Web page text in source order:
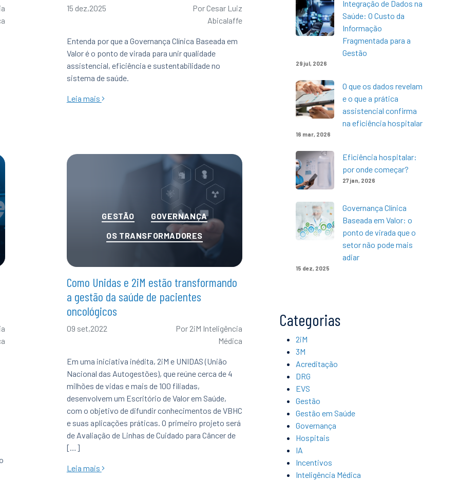
15 dez,2025 Por Cesar Luiz
Abicalaffe
Entenda por que a Governança Clínica Baseada em
Valor é o ponto de virada para unir qualidade
assistencial, eficiência e sustentabilidade no
sistema de saúde.
Leia mais
CategoriasGESTÃO GOVERNANÇA
OS TRANSFORMADORES
Como Unidas e 2iM estão transformando
a gestão da saúde de pacientes
oncológicos
09 set,2022 Por 2iM Inteligência
Médica
Em uma iniciativa inédita, 2iM e UNIDAS (União
Nacional das Autogestões), que reúne cerca de 4
milhões de vidas e mais de 100 filiadas,
desenvolvem um Escritório de Valor em Saúde,
com o objetivo de difundir conhecimentos de VBHC
e suas aplicações práticas. O primeiro projeto será
de Avaliação de Linhas de Cuidado para Câncer de
[…]
Leia mais
Integração de Dados na
Saúde: O Custo da
Informação
Fragmentada para a
Gestão
29 jul, 2026
O que os dados revelam
e o que a prática
assistencial confirma
na eficiência hospitalar
16 mar, 2026
Eficiência hospitalar:
por onde começar?
27 jan, 2026
Governança Clínica
Baseada em Valor: o
ponto de virada que o
setor não pode mais
adiar
15 dez, 2025
Categorias
2iM
3M
Acreditação
DRG
EVS
Gestão
Gestão em Saúde
Governança
Hospitais
IA
Incentivos
Inteligência Médica